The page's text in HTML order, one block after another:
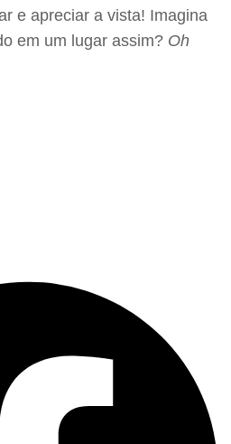
e apreciar a vista! Imagina
em um lugar assim? Oh